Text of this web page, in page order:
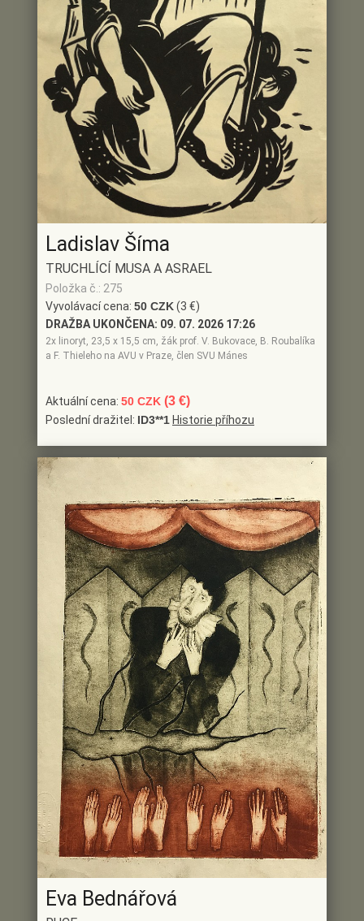
Ladislav Šíma
TRUCHLÍCÍ MUSA A ASRAEL
Položka č.: 275
Vyvolávací cena: 50 CZK(3 €)
DRAŽBA UKONČENA: 09. 07. 2026 17:26
2x linoryt, 23,5 x 15,5 cm, žák prof. V. Bukovace, B. Roubalíka
a F. Thieleho na AVU v Praze, člen SVU Mánes
Aktuální cena: 50 CZK (3 €)
Poslední dražitel: ID3**1 Historie příhozu
Eva Bednářová